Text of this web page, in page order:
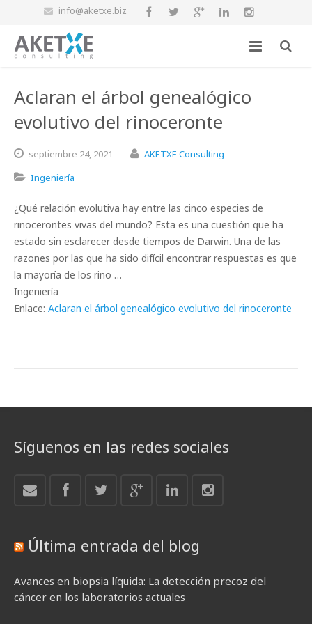
info@aketxe.biz
Aclaran el árbol genealógico
evolutivo del rinoceronte
septiembre 24, 2021
AKETXE Consulting
Ingeniería
¿Qué relación evolutiva hay entre las cinco especies de
rinocerontes vivas del mundo? Esta es una cuestión que ha
estado sin esclarecer desde tiempos de Darwin. Una de las
razones por las que ha sido difícil encontrar respuestas es que
la mayoría de los rino …
Ingeniería
Enlace: Aclaran el árbol genealógico evolutivo del rinoceronte
Síguenos en las redes sociales
Última entrada del blog
Avances en biopsia líquida: La detección precoz del
cáncer en los laboratorios actuales